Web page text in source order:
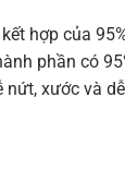
hợp của
phần có
xước và